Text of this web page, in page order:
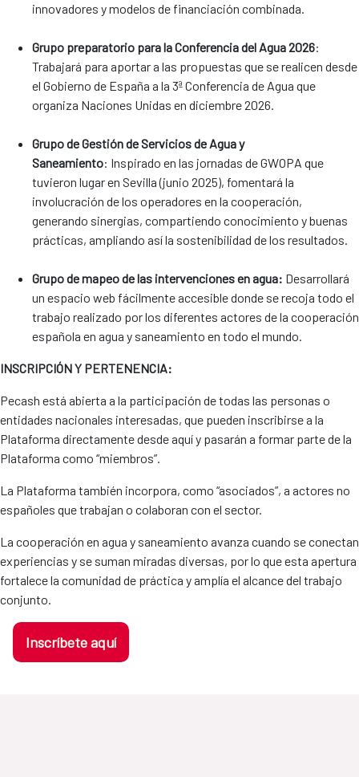
innovadores y modelos de financiación combinada.
Grupo preparatorio para la Conferencia del Agua 2026:
Trabajará para aportar a las propuestas que se realicen desde
el Gobierno de España a la 3ª Conferencia de Agua que
organiza Naciones Unidas en diciembre 2026.
Grupo de Gestión de Servicios de Agua y
Saneamiento: Inspirado en las jornadas de GWOPA que
tuvieron lugar en Sevilla (junio 2025), fomentará la
involucración de los operadores en la cooperación,
generando sinergias, compartiendo conocimiento y buenas
prácticas, ampliando así la sostenibilidad de los resultados.
Grupo de mapeo de las intervenciones en agua: Desarrollará
un espacio web fácilmente accesible donde se recoja todo el
trabajo realizado por los diferentes actores de la cooperación
española en agua y saneamiento en todo el mundo.
INSCRIPCIÓN Y PERTENENCIA:
Pecash está abierta a la participación de todas las personas o
entidades nacionales interesadas, que pueden inscribirse a la
Plataforma directamente desde aquí y pasarán a formar parte de la
Plataforma como “miembros”.
La Plataforma también incorpora, como “asociados”, a actores no
españoles que trabajan o colaboran con el sector.
La cooperación en agua y saneamiento avanza cuando se conectan
experiencias y se suman miradas diversas, por lo que esta apertura
fortalece la comunidad de práctica y amplía el alcance del trabajo
conjunto.
Inscríbete aquí